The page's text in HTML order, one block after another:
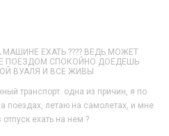
ЕХАТЬ ???? ВЕДЬ МОЖЕТ
ПОЕЗДОМ СПОКОЙНО ДОЕДЕШЬ
ВУАЛЯ И ВСЕ ЖИВЫ
транспорт. одна из причин, я по
поездах, летаю на самолетах, и мне
ехать на нем ?